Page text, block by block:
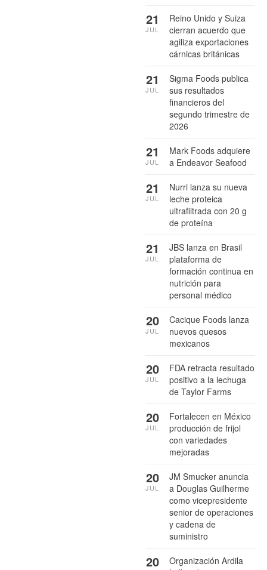
Reino Unido y Suiza
cierran acuerdo que
agiliza exportaciones
cárnicas británicas
21
JUL
Sigma Foods publica
sus resultados
financieros del
segundo trimestre de
2026
21
JUL
Mark Foods adquiere
a Endeavor Seafood
21
JUL
Nurri lanza su nueva
leche proteica
ultrafiltrada con 20 g
de proteína
21
JUL
JBS lanza en Brasil
plataforma de
formación continua en
nutrición para
personal médico
21
JUL
Cacique Foods lanza
nuevos quesos
mexicanos
20
JUL
FDA retracta resultado
positivo a la lechuga
de Taylor Farms
20
JUL
Fortalecen en México
producción de frijol
con variedades
mejoradas
20
JUL
JM Smucker anuncia
a Douglas Guilherme
como vicepresidente
senior de operaciones
y cadena de
suministro
20
JUL
Organización Ardila
20